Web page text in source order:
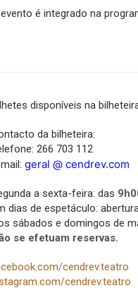
é integrado na
disponíveis na
da bilheteira:
266 703 112
geral @ cendrev.com
a sexta-feira: das
dias de espetáculo:
sábados e domingos de
se efetuam reservas.
cendrev.teatro
cendrev.teatro